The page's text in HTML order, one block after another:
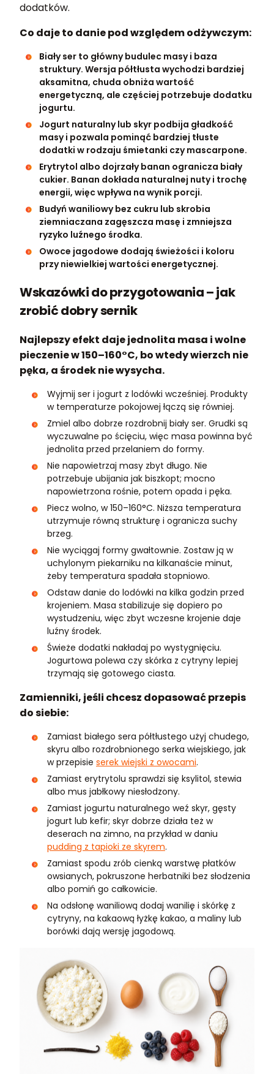
dodatków.
Co daje to danie pod względem odżywczym:
Biały ser to główny budulec masy i baza
struktury. Wersja półtłusta wychodzi bardziej
aksamitna, chuda obniża wartość
energetyczną, ale częściej potrzebuje dodatku
jogurtu.
Jogurt naturalny lub skyr podbija gładkość
masy i pozwala pominąć bardziej tłuste
dodatki w rodzaju śmietanki czy mascarpone.
Erytrytol albo dojrzały banan ogranicza biały
cukier. Banan dokłada naturalnej nuty i trochę
energii, więc wpływa na wynik porcji.
Budyń waniliowy bez cukru lub skrobia
ziemniaczana zagęszcza masę i zmniejsza
ryzyko luźnego środka.
Owoce jagodowe dodają świeżości i koloru
przy niewielkiej wartości energetycznej.
Wskazówki do przygotowania – jak
zrobić dobry sernik
Najlepszy efekt daje jednolita masa i wolne
pieczenie w 150–160°C, bo wtedy wierzch nie
pęka, a środek nie wysycha.
Wyjmij ser i jogurt z lodówki wcześniej. Produkty
w temperaturze pokojowej łączą się równiej.
Zmiel albo dobrze rozdrobnij biały ser. Grudki są
wyczuwalne po ścięciu, więc masa powinna być
jednolita przed przelaniem do formy.
Nie napowietrzaj masy zbyt długo. Nie
potrzebuje ubijania jak biszkopt; mocno
napowietrzona rośnie, potem opada i pęka.
Piecz wolno, w 150–160°C. Niższa temperatura
utrzymuje równą strukturę i ogranicza suchy
brzeg.
Nie wyciągaj formy gwałtownie. Zostaw ją w
uchylonym piekarniku na kilkanaście minut,
żeby temperatura spadała stopniowo.
Odstaw danie do lodówki na kilka godzin przed
krojeniem. Masa stabilizuje się dopiero po
wystudzeniu, więc zbyt wczesne krojenie daje
luźny środek.
Świeże dodatki nakładaj po wystygnięciu.
Jogurtowa polewa czy skórka z cytryny lepiej
trzymają się gotowego ciasta.
Zamienniki, jeśli chcesz dopasować przepis
do siebie:
Zamiast białego sera półtłustego użyj chudego,
skyru albo rozdrobnionego serka wiejskiego, jak
w przepisie serek wiejski z owocami.
Zamiast erytrytolu sprawdzi się ksylitol, stewia
albo mus jabłkowy niesłodzony.
Zamiast jogurtu naturalnego weź skyr, gęsty
jogurt lub kefir; skyr dobrze działa też w
deserach na zimno, na przykład w daniu
pudding z tapioki ze skyrem.
Zamiast spodu zrób cienką warstwę płatków
owsianych, pokruszone herbatniki bez słodzenia
albo pomiń go całkowicie.
Na odsłonę waniliową dodaj wanilię i skórkę z
cytryny, na kakaową łyżkę kakao, a maliny lub
borówki dają wersję jagodową.